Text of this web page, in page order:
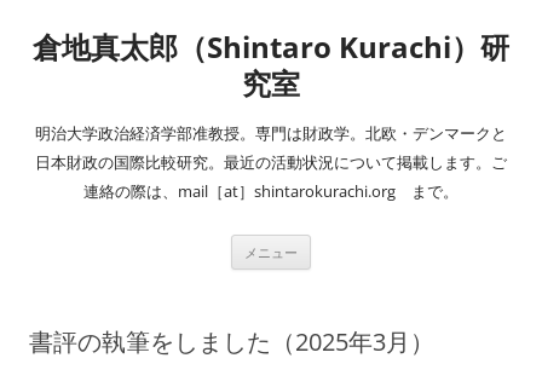
テ
ン
キ
ッ
プ
倉地真太郎（Shintaro Kurachi）研
究室
明治大学政治経済学部准教授。専門は財政学。北欧・デンマークと
日本財政の国際比較研究。最近の活動状況について掲載します。ご
連絡の際は、mail［at］shintarokurachi.org まで。
メニュー
書評の執筆をしました（2025年3月）